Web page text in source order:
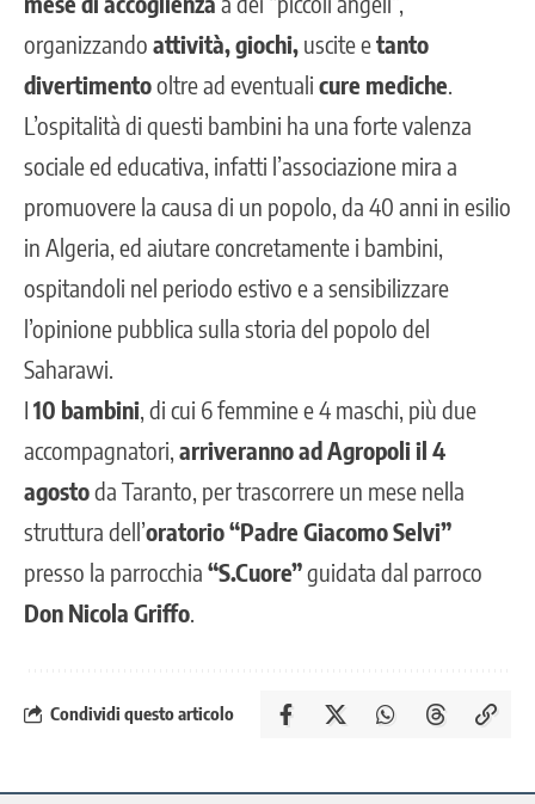
organizzando attività, giochi, uscite etanto
divertimentooltre ad eventuali cure mediche
L’ospitalità di questi bambini ha una forte valenza
sociale ed educativa, infatti l’associazione mira a
promuovere la causa di un popolo, da 40 anni in esilio
in Algeria, ed aiutare concretamente i bambini,
ospitandoli nel periodo estivo e a sensibilizzare
l’opinione pubblica sulla storia del popolo del
Saharawi.
I 10 bambini , di cui 6 femmine e 4 maschi, più due
accompagnatori, arriveranno ad Agropoli il 4
agostoda Taranto, per trascorrere un mese nella
struttura dell’oratorio “Padre Giacomo Selvi”
presso la parrocchia “S.Cuore”guidata dal parroco
Don Nicola Griffo
Condividi questo articolo